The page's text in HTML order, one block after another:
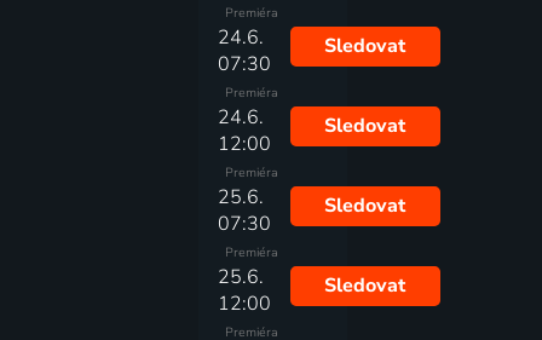
Premiéra
24.6.
07:30
Premiéra
Sledovat
24.6.
12:00
Premiéra
Sledovat
25.6.
07:30
Premiéra
Sledovat
25.6.
12:00
Premiéra
Sledovat